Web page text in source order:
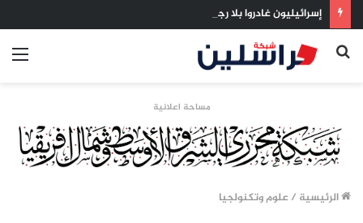
إسرائيليون غادروا بلا رجعة: اخترنا الهجرة لنعيش بلا خوف
بحث
مساحة اعلانية
الرئيسية /علوم وتكنولجيا